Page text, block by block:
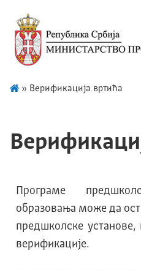
» Верификација вртића
Програме
образовања може да
предшколске
верификације.